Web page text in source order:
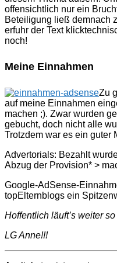
offensichtlich nur ein
Beteiligung ließ demnach
erfuhr der Text
noch!
Meine Einnahmen
Zu
auf meine Einnahmen
machen ;). Zwar wurden
gebucht, doch nicht alle
Trotzdem war es ein guter
Advertorials: Bezahlt
Abzug der Provision* >
Google-AdSense-
topElternblogs ein
Hoffentlich läuft’s weiter
LG Anne!!!